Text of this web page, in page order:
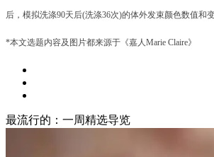
后，模拟洗涤90天后(洗涤36次)的体外发束颜色数值和
*本文选题内容及图片都来源于《嘉人Marie Claire》
最流行的：一周精选导览